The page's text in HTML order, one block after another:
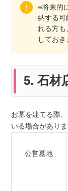
※将来的
納する可
れる方も
しておき
5. 石材
お墓を建てる際
いる場合がありま
公営墓地